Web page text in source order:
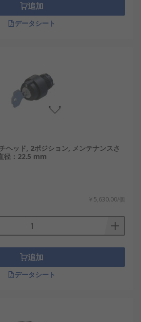
追加
データシート
ヘッド, 2ポジション, メンテナンスさ
径：22.5 mm
￥5,630.00/個
追加
データシート